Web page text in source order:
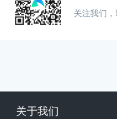
关注我们
关于我们